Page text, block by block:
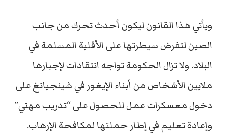
ويأتي هذا القانون ليكون أحدث تحرك من جانب
الصين لتفرض سيطرتها على الأقلية المسلمة في
البلاد. ولا تزال الحكومة تواجه انتقادات لإجبارها
ملايين الأشخاص من أبناء الإيغور في شينجيانغ على
دخول معسكرات عمل للحصول على “تدريب مهني”
وإعادة تعليم في إطار حملتها لمكافحة الإرهاب.